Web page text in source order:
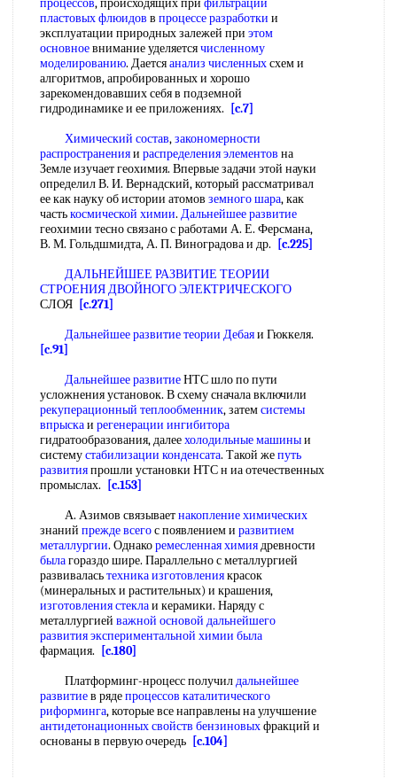
процессов, происходящих при фильтрации
пластовых флюидов в процессе разработки и
эксплуатации природных залежей при этом
основноевнимание уделяетсячисленному
моделированию. Даетсяанализ численныхсхем и
алгоритмов, апробированных и хорошо
зарекомендовавших себя в подземной
гидродинамике и ее приложениях.
[c.7]
Химический состав,закономерности
распространенияи распределения элементов на
Земле изучает геохимия. Впервые задачи этой науки
определил В. И. Вернадский, который рассматривал
ее как науку об истории атомов земного шара, как
частькосмической химии. Дальнейшее развитие
геохимии тесно связано с работами А. Е. Ферсмана,
В. М. Гольдшмидта, А. П. Виноградова и др.
[c.225]
ДАЛЬНЕЙШЕЕ РАЗВИТИЕ ТЕОРИИ
СТРОЕНИЯДВОЙНОГО ЭЛЕКТРИЧЕСКОГО
СЛОЯ [c.271]
Дальнейшее развитие теории Дебаяи Гюккеля.
[c.91]
Дальнейшее развитиеНТС шло по пути
усложнения установок. В схему сначала включили
рекуперационный теплообменник, затемсистемы
впрыскаи регенерации ингибитора
гидратообразования, далеехолодильные машиныи
системустабилизации конденсата. Такой жепуть
развитияпрошли установки НТС н иа отечественных
промыслах.
[c.153]
А. Азимов связываетнакопление химических
знаний прежде всегос появлением и развитием
металлургии. Однакоремесленная химиядревности
былагораздо шире. Параллельно с металлургией
развиваласьтехника изготовлениякрасок
(минеральных и растительных) и крашения,
изготовления стеклаи керамики. Наряду с
металлургией важной основой дальнейшего
развитияэкспериментальной химии была
фармация.
[c.180]
Платформинг-нроцесс получилдальнейшее
развитиев рядепроцессов каталитического
риформинга, которые все направлены на улучшение
антидетонационных свойств бензиновыхфракций и
основаны в первую очередь [c.104]